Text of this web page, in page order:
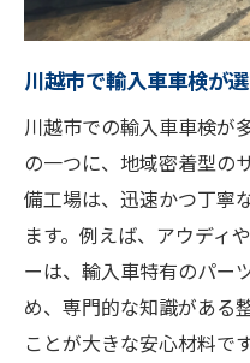
川越市で輸入車車検が
川越市での輸入車車検が
の一つに、地域密着型の
備工場は、迅速かつ丁寧
ます。例えば、アウディ
ーは、輸入車特有のパー
め、専門的な知識がある
ことが大きな安心材料で